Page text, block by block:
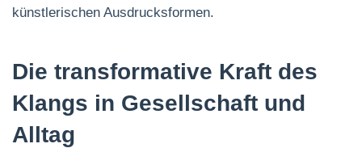
künstlerischen Ausdrucksformen.
Die transformative Kraft des
Klangs in Gesellschaft und
Alltag